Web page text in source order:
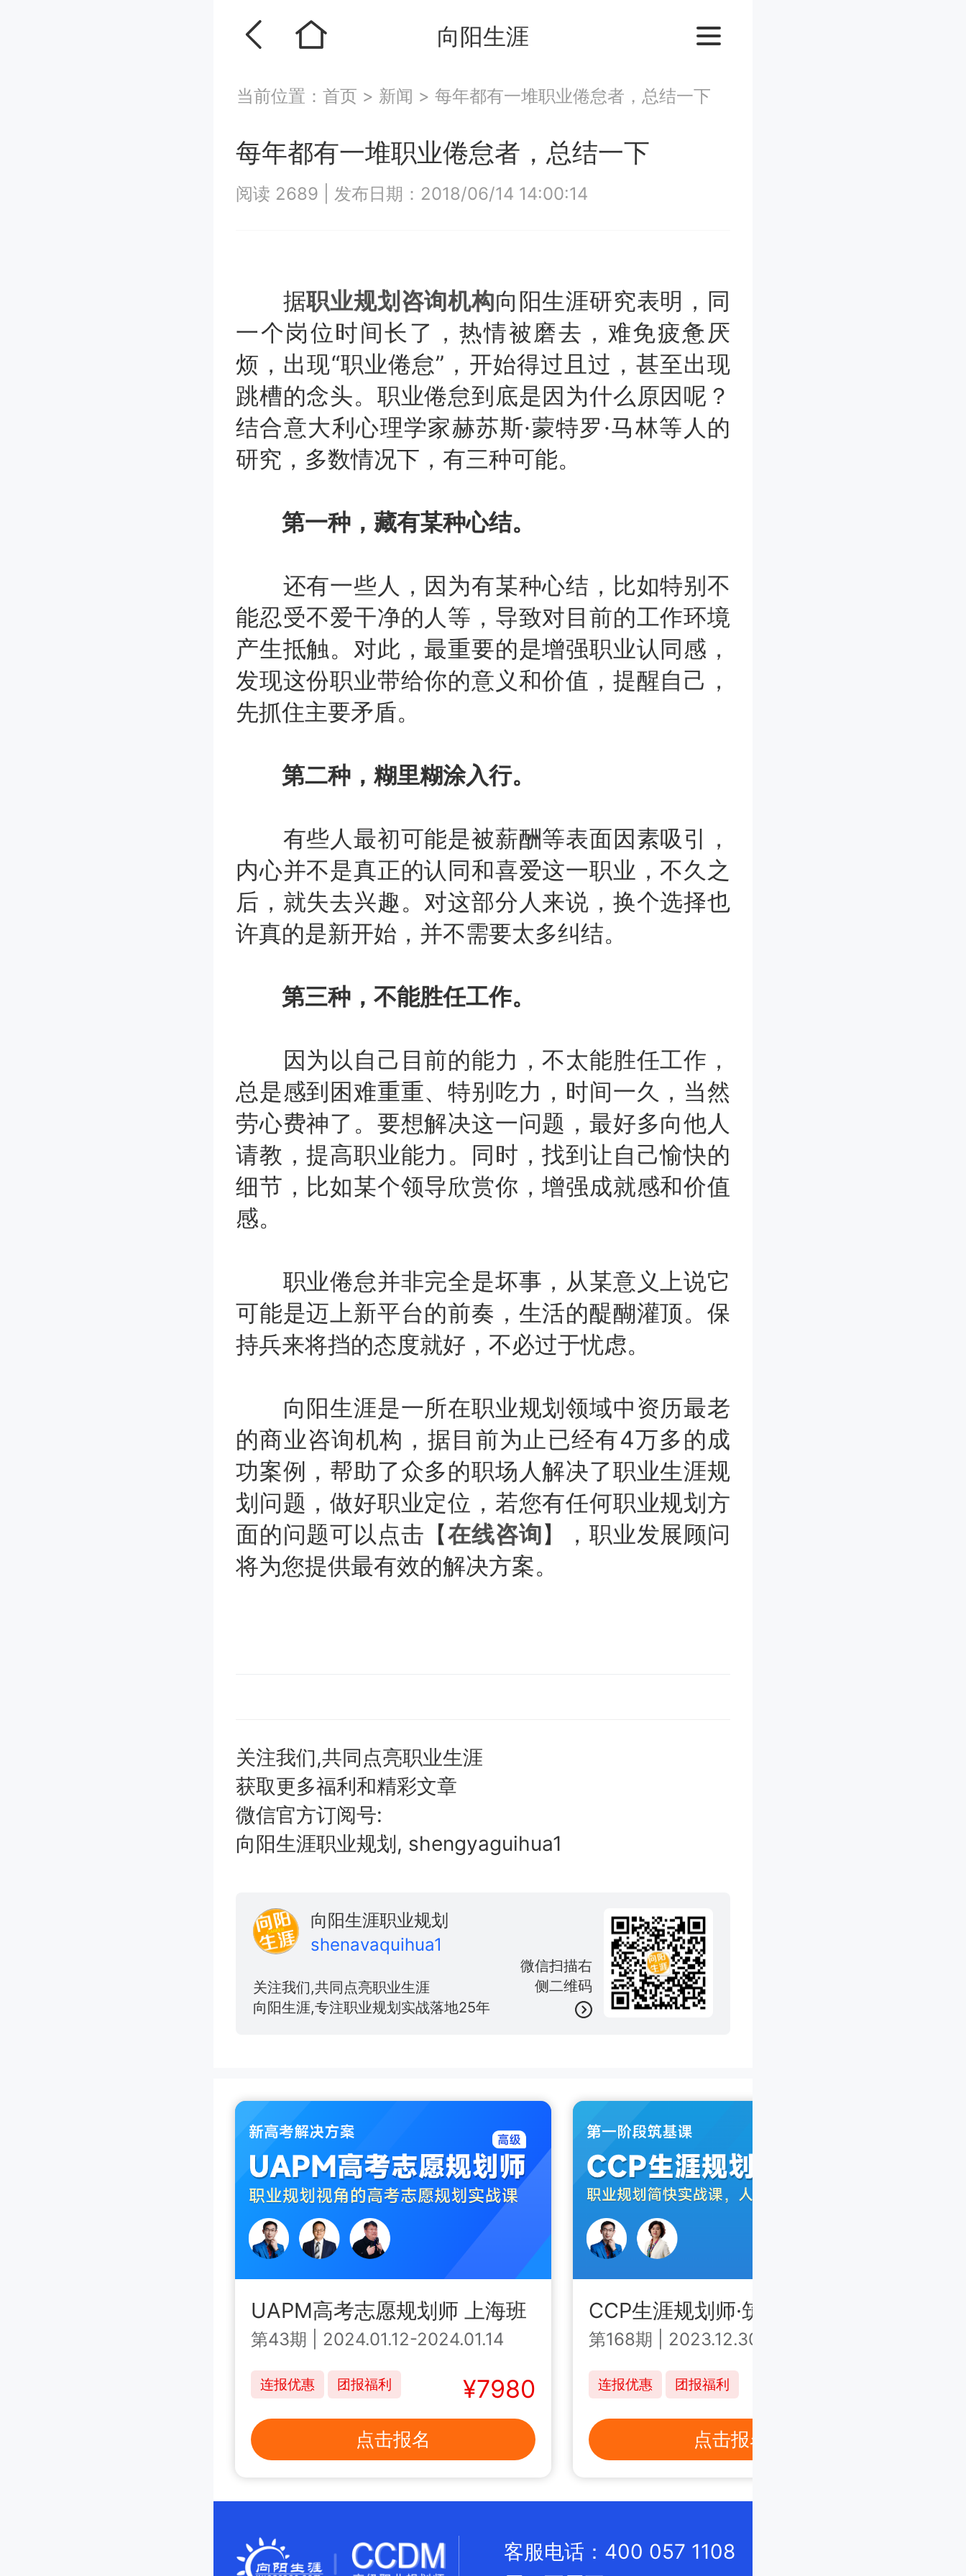
向阳生涯
当前位置： 首页 > 新闻 > 每年都有一堆职业倦怠者，总结一下
每年都有一堆职业倦怠者，总结一下
阅读 2689 发布日期：2018/06/14 14:00:14
据职业规划咨询机构向阳生涯研究表明，同
一个岗位时间长了，热情被磨去，难免疲惫厌
烦，出现“职业倦怠”，开始得过且过，甚至出现
跳槽的念头。职业倦怠到底是因为什么原因呢？
结合意大利心理学家赫苏斯·蒙特罗·马林等人的
研究，多数情况下，有三种可能。
第一种，藏有某种心结。
还有一些人，因为有某种心结，比如特别不
能忍受不爱干净的人等，导致对目前的工作环境
产生抵触。对此，最重要的是增强职业认同感，
发现这份职业带给你的意义和价值，提醒自己，
先抓住主要矛盾。
第二种，糊里糊涂入行。
有些人最初可能是被薪酬等表面因素吸引，
内心并不是真正的认同和喜爱这一职业，不久之
后，就失去兴趣。对这部分人来说，换个选择也
许真的是新开始，并不需要太多纠结。
第三种，不能胜任工作。
因为以自己目前的能力，不太能胜任工作，
总是感到困难重重、特别吃力，时间一久，当然
劳心费神了。要想解决这一问题，最好多向他人
请教，提高职业能力。同时，找到让自己愉快的
细节，比如某个领导欣赏你，增强成就感和价值
感。
职业倦怠并非完全是坏事，从某意义上说它
可能是迈上新平台的前奏，生活的醍醐灌顶。保
持兵来将挡的态度就好，不必过于忧虑。
向阳生涯是一所在职业规划领域中资历最老
的商业咨询机构，据目前为止已经有4万多的成
功案例，帮助了众多的职场人解决了职业生涯规
划问题，做好职业定位，若您有任何职业规划方
面的问题可以点击【在线咨询】，职业发展顾问
将为您提供最有效的解决方案。
关注我们,共同点亮职业生涯
获取更多福利和精彩文章
微信官方订阅号:
向阳生涯职业规划, shengyaguihua1
微信扫描右
侧二维码
向阳生涯职业规划
shenavaquihua1
关注我们,共同点亮职业生涯
向阳生涯,专注职业规划实战落地25年
UAPM高考志愿规划师 上海班
第43期 2024.01.12-2024.01.14
连报优惠 团报福利 ¥7980
点击报名
CCP生涯规划师·筑基课中级 上海班
第168期 2023.12.30-2024.1.1
连报优惠 团报福利
点击报名
客服电话：400 057 1108